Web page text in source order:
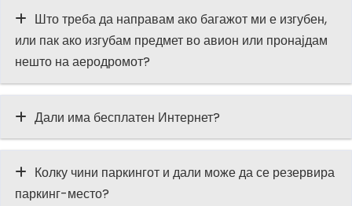
Што треба да направам ако багажот ми е изгубен,
или пак ако изгубам предмет во авион или пронајдам
нешто на аеродромот?
Дали има бесплатен Интернет?
Колку чини паркингот и дали може да се резервира
паркинг-место?